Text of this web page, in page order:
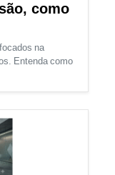
como
na
Entenda como